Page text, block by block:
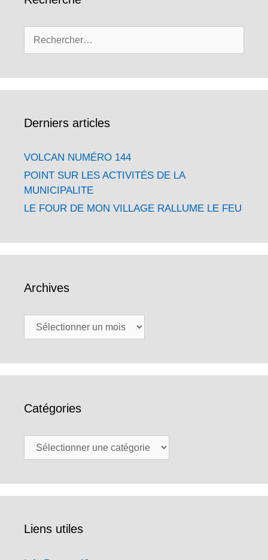
Rechercher :
Derniers articles
VOLCAN NUMÉRO 144
POINT SUR LES ACTIVITÉS DE LA
MUNICIPALITE
LE FOUR DE MON VILLAGE RALLUME LE FEU
Archives
Archives
Catégories
Catégories
Liens utiles